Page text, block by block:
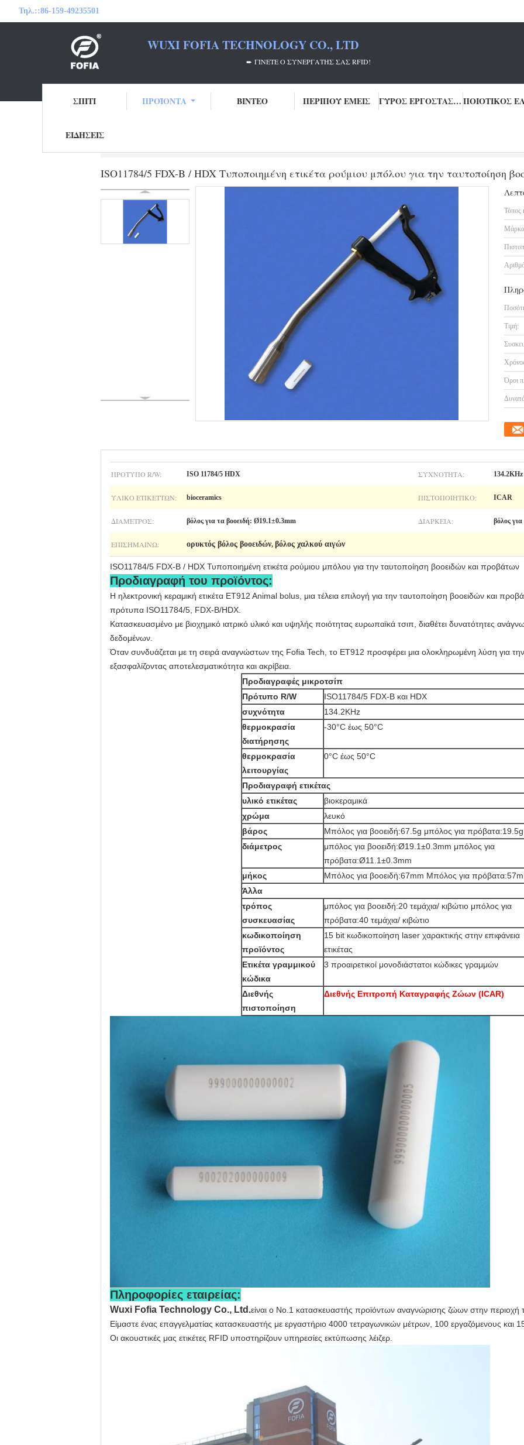
Τηλ.::86-159-49235501
WUXI FOFIA TECHNOLOGY CO., LTD
➨ ΓΊΝΕΤΕ Ο ΣΥΝΕΡΓΆΤΗΣ ΣΑΣ RFID!
ΣΠΊΤΙ ΠΡΟΪΌΝΤΑ ΒΊΝΤΕΟ ΠΕΡΊΠΟΥ ΕΜΕΊΣ ΓΎΡΟΣ ΕΡΓΟΣΤΑΣΊΩΝ
ΕΙΔΉΣΕΙΣ
ISO11784/5 FDX-B / HDX Τυποποιημένη ετικέτα ρούμιου μπόλου για την ταυτοποίηση
Τόπος
Τιμή:
Όροι
ΠΡΌΤΥΠΟ R/W: ISO 11784/5 HDX ΣΥΧΝΌΤΗΤΑ: 134.2KHz
ΥΛΙΚΌ ΕΤΙΚΕΤΤΏΝ: bioceramics ΠΙΣΤΟΠΟΙΗΤΙΚΌ: ICAR
ΔΙΆΜΕΤΡΟΣ: βόλος για τα βοοειδή: Ø19.1±0.3mm ΔΙΆΡΚΕΙΑ: βόλος
ΕΠΙΣΗΜΑΊΝΩ: ορυκτός βόλος βοοειδών, βόλος χαλκού αιγών
ISO11784/5 FDX-B / HDX Τυποποιημένη ετικέτα ρούμιου μπόλου για την ταυτοποίηση βοοειδών και προβάτων
Προδιαγραφή του προϊόντος:
Η ηλεκτρονική κεραμική ετικέτα ET912 Animal bolus, μια τέλεια επιλογή για την ταυτοποίηση βοοειδών και
πρότυπα ISO11784/5, FDX-B/HDX.
Κατασκευασμένο με βιοχημικό ιατρικό υλικό και υψηλής ποιότητας ευρωπαϊκά τσιπ, διαθέτει δυνατότητες
δεδομένων.
Όταν συνδυάζεται με τη σειρά αναγνώστων της Fofia Tech, το ET912 προσφέρει μια ολοκληρωμένη λύση για
εξασφαλίζοντας αποτελεσματικότητα και ακρίβεια.
Προδιαγραφές μικροτσίπ
Πρότυπο R/W
ISO11784/5 FDX-B και HDX
συχνότητα
134.2KHz
θερμοκρασία
διατήρησης
-30°C έως 50°C
θερμοκρασία
λειτουργίας
0°C έως 50°C
Προδιαγραφή ετικέτας
υλικό ετικέτας
βιοκεραμικά
χρώμα
λευκό
βάρος
Μπόλος για βοοειδή:67.5g μπόλος για πρόβατα:19.5g
διάμετρος
μπόλος για βοοειδή:Ø19.1±0.3mm μπόλος για
πρόβατα:Ø11.1±0.3mm
μήκος
Μπόλος για βοοειδή:67mm Μπόλος για
Άλλα
τρόπος
συσκευασίας
μπόλος για βοοειδή:20 τεμάχια/ κιβώτιο μπόλος για
πρόβατα:40 τεμάχια/ κιβώτιο
κωδικοποίηση
προϊόντος
15 bit κωδικοποίηση laser χαρακτικής στην επιφάνεια
ετικέτας
Ετικέτα γραμμικού
κώδικα
3 προαιρετικοί μονοδιάστατοι κώδικες γραμμών
Διεθνής
πιστοποίηση
Διεθνής Επιτροπή Καταγραφής Ζώων (ICAR)
Πληροφορίες εταιρείας:
Wuxi Fofia Technology Co., Ltd.είναι ο Νο.1 κατασκευαστής προϊόντων αναγνώρισης ζώων στην περιοχή
Είμαστε ένας επαγγελματίας κατασκευαστής με εργαστήριο 4000 τετραγωνικών μέτρων, 100 εργαζόμενους και
Οι ακουστικές μας ετικέτες RFID υποστηρίζουν υπηρεσίες εκτύπωσης λέιζερ.